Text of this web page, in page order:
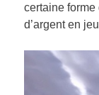
certaine
d’argent en